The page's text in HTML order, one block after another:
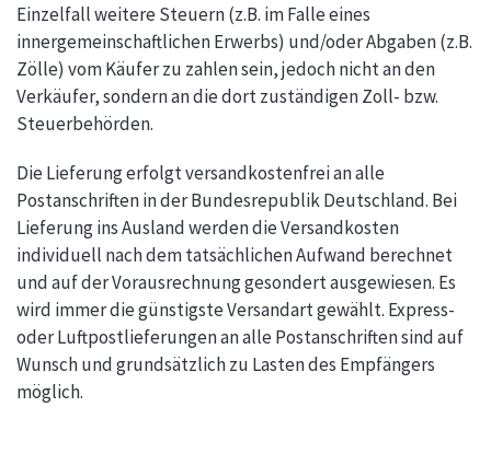
Einzelfall weitere Steuern (z.B. im Falle eines
innergemeinschaftlichen Erwerbs) und/oder Abgaben (z.B.
Zölle) vom Käufer zu zahlen sein, jedoch nicht an den
Verkäufer, sondern an die dort zuständigen Zoll- bzw.
Steuerbehörden.
Die Lieferung erfolgt versandkostenfrei an alle
Postanschriften in der Bundesrepublik Deutschland. Bei
Lieferung ins Ausland werden die Versandkosten
individuell nach dem tatsächlichen Aufwand berechnet
und auf der Vorausrechnung gesondert ausgewiesen. Es
wird immer die günstigste Versandart gewählt. Express-
oder Luftpostlieferungen an alle Postanschriften sind auf
Wunsch und grundsätzlich zu Lasten des Empfängers
möglich.